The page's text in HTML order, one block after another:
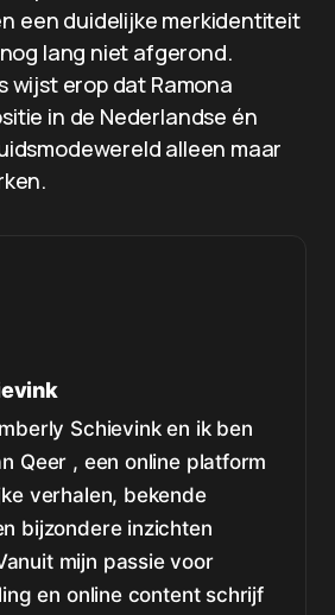
een duidelijke merkidentiteit
lang niet afgerond.
wijst erop dat Ramona
in de Nederlandse én
alleen maar
Schievink en ik ben
Qeer , een online platform
verhalen, bekende
bijzondere inzichten
mijn passie voor
en online content schrijf